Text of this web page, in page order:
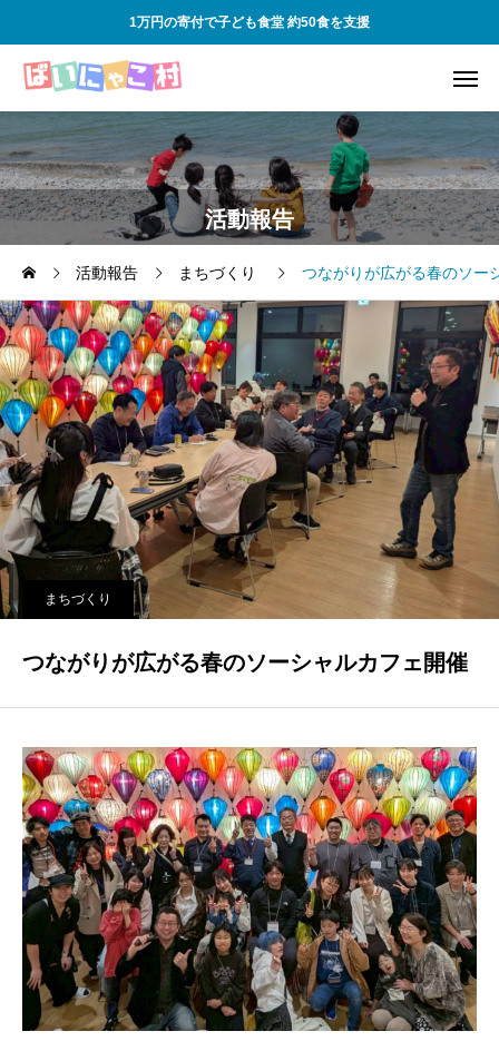
1万円の寄付で子ども食堂 約50食を支援
活動報告
活動報告 まちづくり つながりが広がる春のソー
まちづくり
つながりが広がる春のソーシャルカフェ開催